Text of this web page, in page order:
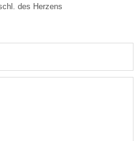
des Herzens